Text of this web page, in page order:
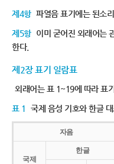
제4항 파열음 표기에는 된소
제5항 이미 굳어진 외래어는
한다.
제2장 표기 일람표
외래어는 표 1~19에 따라 표
표 1 국제 음성 기호와 한글
자음
국제
한글